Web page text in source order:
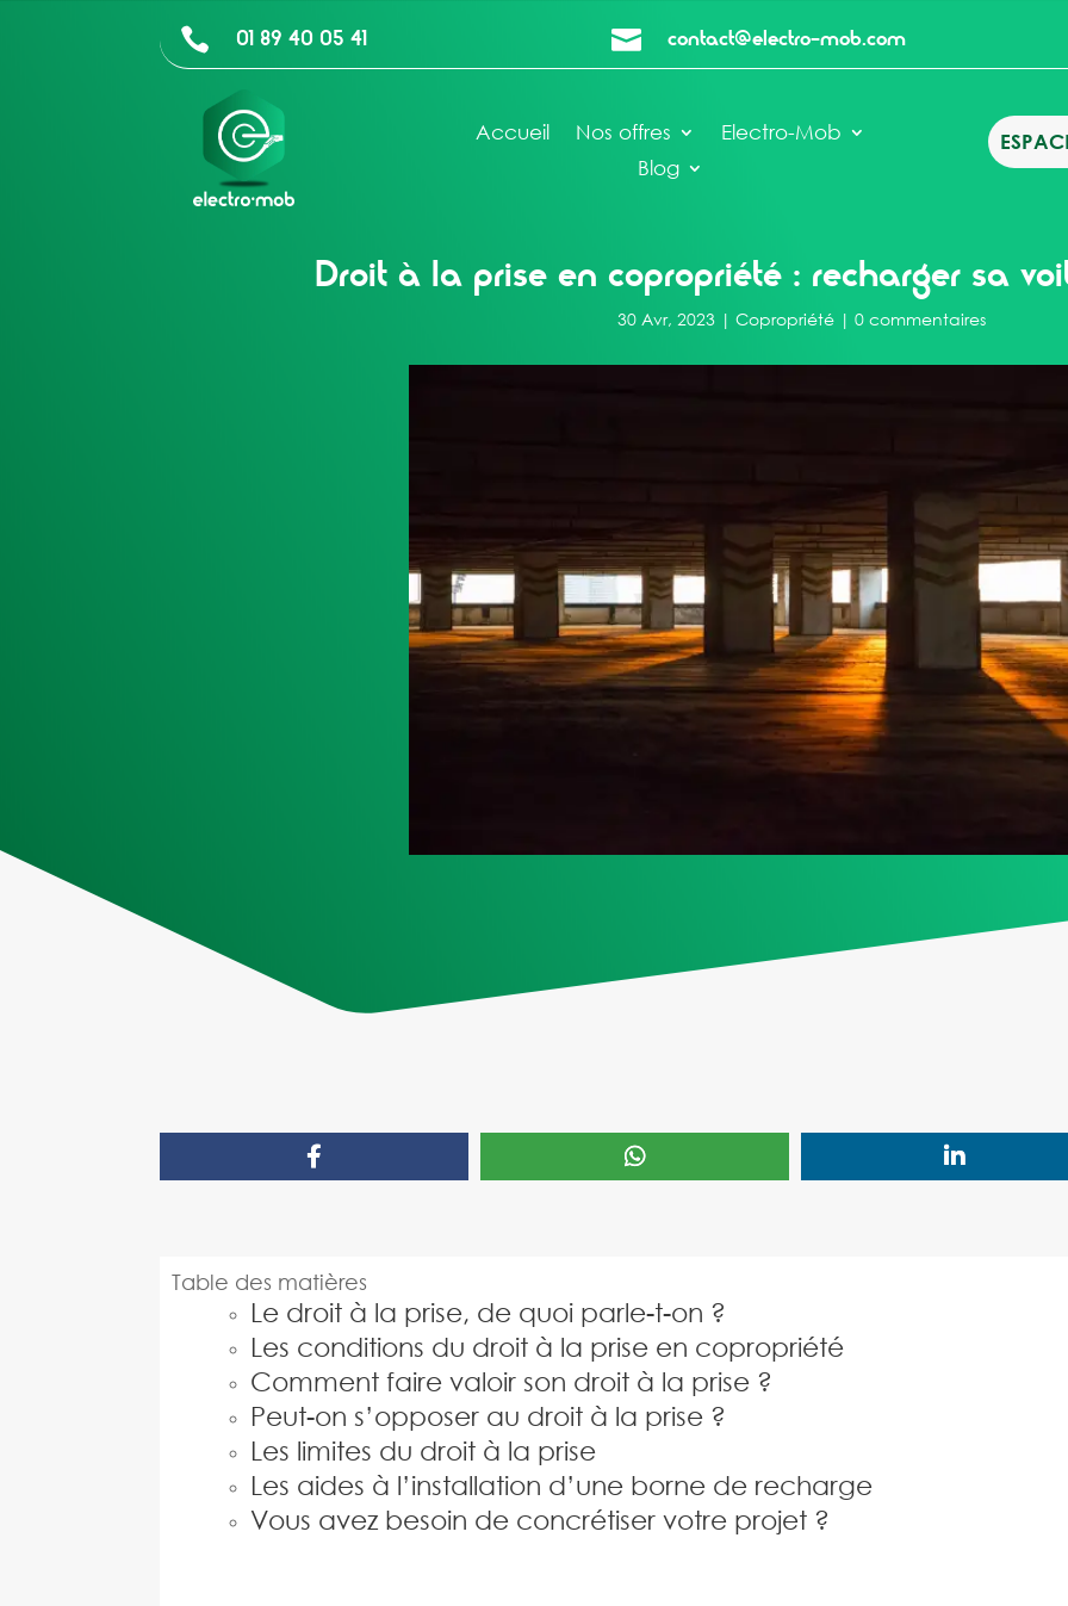
 01 89 40 05 41  contact@electro-mob.com
Accueil Nos offres
Electro-Mob
Blog
Droit à la prise en copropriété : recharger sa
30 Avr, 2023| Copropriété| 0 commentaires
Table des matières
Le droit à la prise, de quoi parle-t-on ?
Les conditions du droit à la prise en copropriété
Comment faire valoir son droit à la prise ?
Peut-on s’opposer au droit à la prise ?
Les limites du droit à la prise
Les aides à l’installation d’une borne de recharge
Vous avez besoin de concrétiser votre projet ?